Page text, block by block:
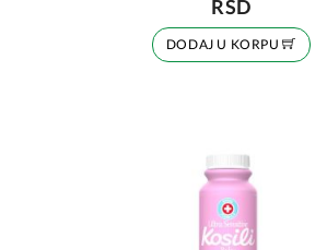
RSD
DODAJ U KORPU